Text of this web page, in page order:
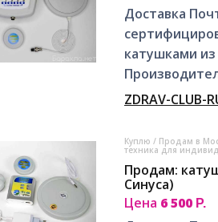
Доставка
катушками
ZDRAV-CLUB-
Куплю / Продам в
техника для
Продам:
Синуса)
Цена 6 500 Р.